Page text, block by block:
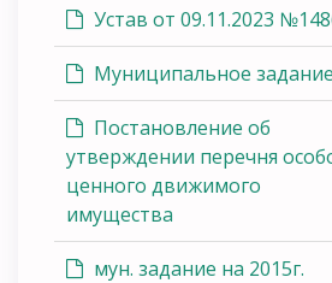
Устав от 09.11.2023
Муниципальное задание
Постановление об
утверждении перечня
ценного движимого
имущества
мун. задание на 2015г.